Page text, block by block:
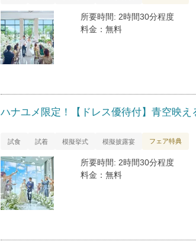
所要時間: 2時間30分程度
料金：無料
ハナユメ限定！【ドレス優待付】青空映
試食 試着 模擬挙式 模擬披露宴 フェア特典
所要時間: 2時間30分程度
料金：無料